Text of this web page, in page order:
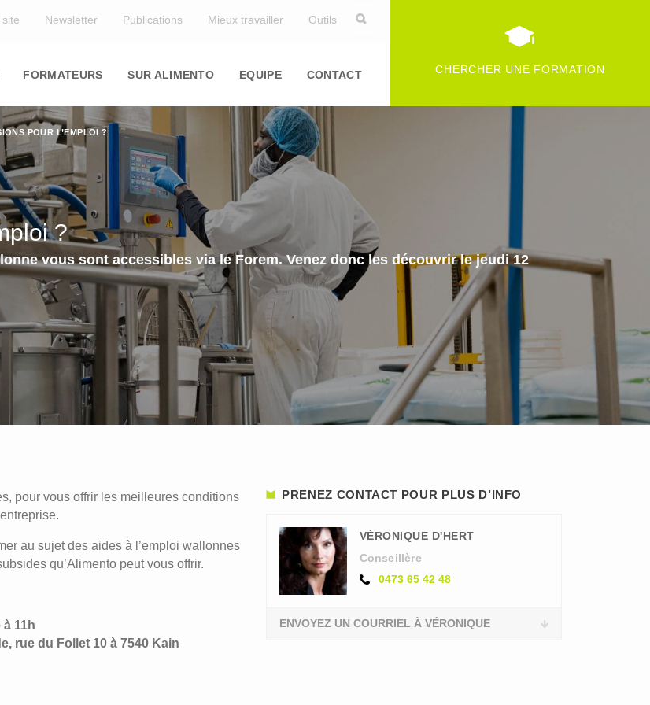
Newsletter Publications Mieux travailler Outils
FORMATEURS SUR ALIMENTO EQUIPE CONTACT CHERCHER UNE FORMATION
POUR L’EMPLOI ?
?
vous sont accessibles via le Forem. Venez donc les découvrir le jeudi 12
pour vous offrir les meilleures conditions
au sujet des aides à l’emploi wallonnes
qu’Alimento peut vous offrir.
11h
rue du Follet 10 à 7540 Kain
PRENEZ CONTACT POUR PLUS D’INFO
VÉRONIQUE D'HERT
Conseillère
0473 65 42 48
ENVOYEZ UN COURRIEL À VÉRONIQUE